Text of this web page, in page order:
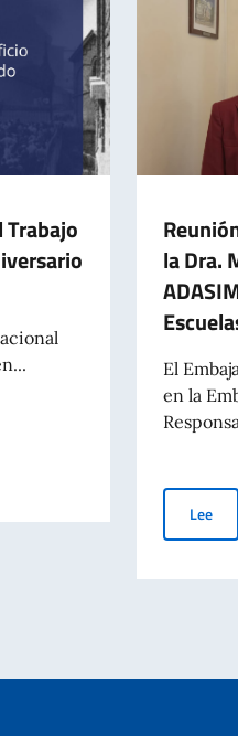
Italiano en el Mundo - 70°
la Dra.
El
en la
Lee